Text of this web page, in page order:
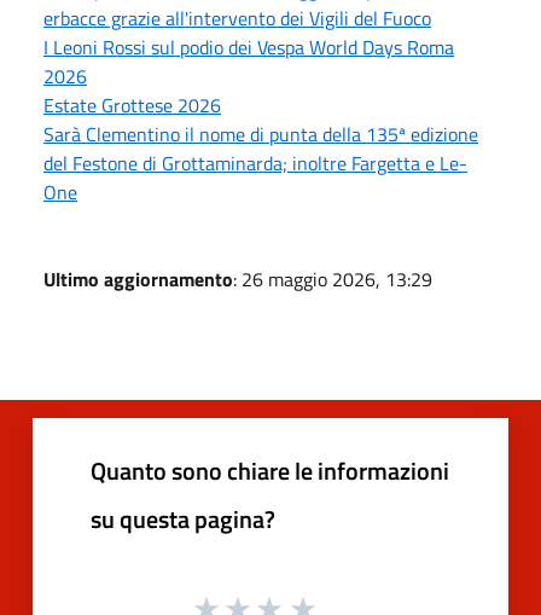
erbacce grazie all'intervento dei Vigili del Fuoco
I Leoni Rossi sul podio dei Vespa World Days Roma
2026
Estate Grottese 2026
Sarà Clementino il nome di punta della 135ª edizione
del Festone di Grottaminarda; inoltre Fargetta e Le-
One
Ultimo aggiornamento: 26 maggio 2026, 13:29
Quanto sono chiare le informazioni
su questa pagina?